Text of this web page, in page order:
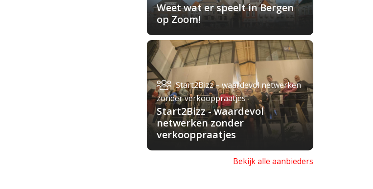
Weet wat er speelt in Bergen
op Zoom!
Start2Bizz – waardevol netwerken
zonder verkooppraatjes
Start2Bizz - waardevol
netwerken zonder
verkooppraatjes
Bekijk alle aanbieders